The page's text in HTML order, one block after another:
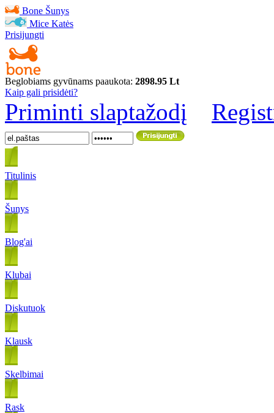
Bone Šunys
Mice Katės
Prisijungti
Beglobiams gyvūnams paaukota: 2898.95 Lt
Kaip gali prisidėti?
Priminti slaptažodį
Titulinis
Šunys
Blog'ai
Klubai
Diskutuok
Klausk
Skelbimai
Rask